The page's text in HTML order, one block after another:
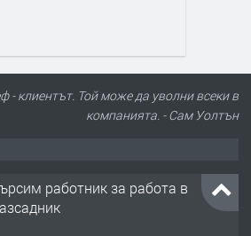
- клиентът. Той може да уволни всеки в
компанията. - Сам Уолтън
работник за работа в